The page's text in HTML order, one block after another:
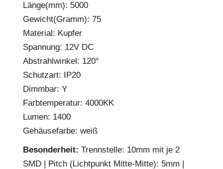
Länge(mm): 5000
Gewicht(Gramm): 75
Material: Kupfer
Spannung: 12V DC
Abstrahlwinkel: 120°
Schutzart: IP20
Dimmbar: Y
Farbtemperatur: 4000KK
Lumen: 1400
Gehäusefarbe: weiß
Besonderheit: Trennstelle: 10mm mit je 2
SMD | Pitch (Lichtpunkt Mitte-Mitte): 5mm |